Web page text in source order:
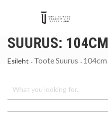
SUURUS: 104CM
Esileht Toote Suurus 104cm